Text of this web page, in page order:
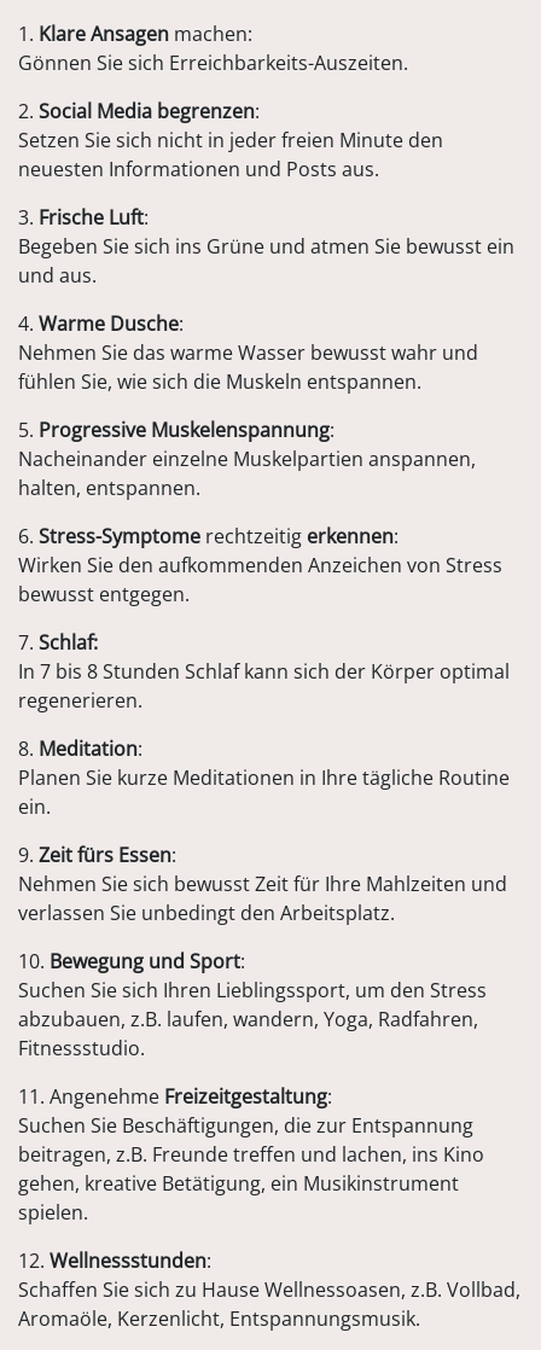
1. Klare Ansagen machen:
Gönnen Sie sich Erreichbarkeits-Auszeiten.
2. Social Media begrenzen:
Setzen Sie sich nicht in jeder freien Minute den
neuesten Informationen und Posts aus.
3. Frische Luft:
Begeben Sie sich ins Grüne und atmen Sie bewusst ein
und aus.
4. Warme Dusche:
Nehmen Sie das warme Wasser bewusst wahr und
fühlen Sie, wie sich die Muskeln entspannen.
5. Progressive Muskelenspannung:
Nacheinander einzelne Muskelpartien anspannen,
halten, entspannen.
6. Stress-Symptome rechtzeitig erkennen:
Wirken Sie den aufkommenden Anzeichen von Stress
bewusst entgegen.
7. Schlaf:
In 7 bis 8 Stunden Schlaf kann sich der Körper optimal
regenerieren.
8. Meditation:
Planen Sie kurze Meditationen in Ihre tägliche Routine
ein.
9. Zeit fürs Essen:
Nehmen Sie sich bewusst Zeit für Ihre Mahlzeiten und
verlassen Sie unbedingt den Arbeitsplatz.
10. Bewegung und Sport:
Suchen Sie sich Ihren Lieblingssport, um den Stress
abzubauen, z.B. laufen, wandern, Yoga, Radfahren,
Fitnessstudio.
11. Angenehme Freizeitgestaltung:
Suchen Sie Beschäftigungen, die zur Entspannung
beitragen, z.B. Freunde treffen und lachen, ins Kino
gehen, kreative Betätigung, ein Musikinstrument
spielen.
12. Wellnessstunden:
Schaffen Sie sich zu Hause Wellnessoasen, z.B. Vollbad,
Aromaöle, Kerzenlicht, Entspannungsmusik.